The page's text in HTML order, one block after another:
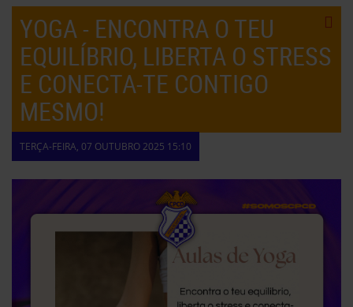
YOGA - ENCONTRA O TEU
EQUILÍBRIO, LIBERTA O STRESS
E CONECTA-TE CONTIGO
MESMO!
TERÇA-FEIRA, 07 OUTUBRO 2025 15:10